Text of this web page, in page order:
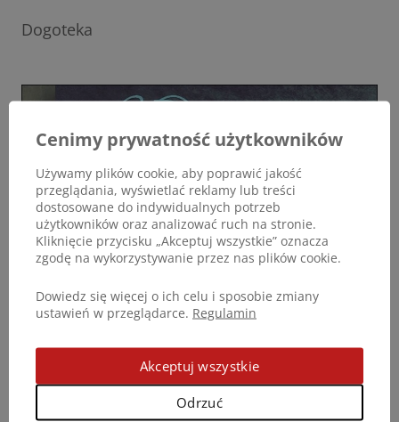
Dogoteka
Cenimy prywatność użytkowników
Używamy plików cookie, aby poprawić jakość
przeglądania, wyświetlać reklamy lub treści
dostosowane do indywidualnych potrzeb
użytkowników oraz analizować ruch na stronie.
Kliknięcie przycisku „Akceptuj wszystkie” oznacza
zgodę na wykorzystywanie przez nas plików cookie.
Dowiedz się więcej o ich celu i sposobie zmiany
ustawień w przeglądarce. Regulamin
Odrzuć
Akceptuj wszystkie